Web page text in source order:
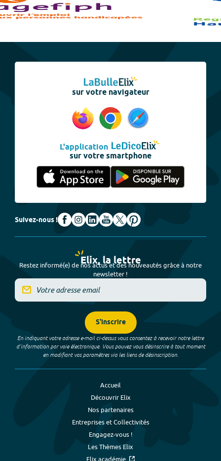
sur votre navigateur
L'application
sur votre smartphone
Suivez-nous !
Elix, la lettre
Restez informé(e) de nos actus et des nouveautés grâce à notre
newsletter !
S'inscrire
En indiquant votre adresse e-mail ci-dessus vous consentez à recevoir notre lettre
d’information par voie électronique. Vous pouvez vous désinscrire à tout moment
en modifiant vos paramètres via les liens de désinscription.
Accueil
Découvrir Elix
Nos partenaires
Entreprises et Collectivités
Engagez-vous !
Les Thèmes Elix
Elix académie